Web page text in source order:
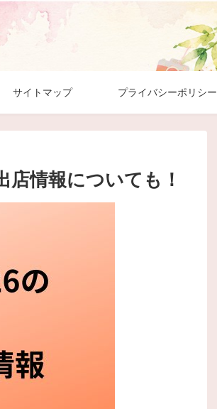
サイトマップ プライバシーポリシー
店情報についても！